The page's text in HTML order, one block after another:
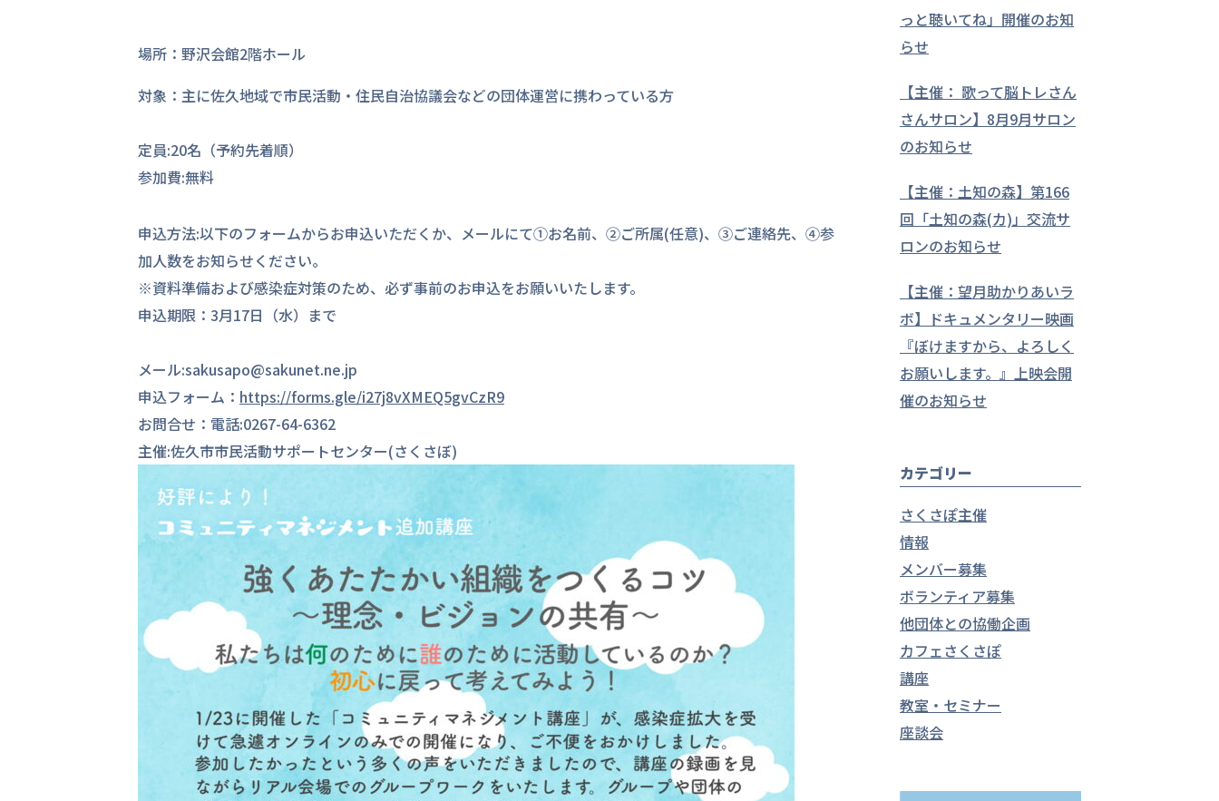
場所：野沢会館2階ホール
対象：主に佐久地域で市民活動・住民自治協議会などの団体運営に携わっている方
定員:20名（予約先着順）
参加費:無料
申込方法:以下のフォームからお申込いただくか、メールにて①お名前、②ご所属(任意)、③ご連絡先、④参
加人数をお知らせください。
※資料準備および感染症対策のため、必ず事前のお申込をお願いいたします。
申込期限：3月17日（水）まで
メール:sakusapo@sakunet.ne.jp
申込フォーム： https://forms.gle/i27j8vXMEQ5gvCzR9
お問合せ：電話:0267-64-6362
主催:佐久市市民活動サポートセンター(さくさぼ)
っと聴いてね」開催のお知
らせ
【主催： 歌って脳トレさん
さんサロン】8月9月サロン
のお知らせ
【主催：土知の森】第166
回「土知の森(カ)」交流サ
ロンのお知らせ
【主催：望月助かりあいラ
ボ】ドキュメンタリー映画
『ぼけますから、よろしく
お願いします。』上映会開
催のお知らせ
カテゴリー
さくさぽ主催
情報
メンバー募集
ボランティア募集
他団体との協働企画
カフェさくさぽ
講座
教室・セミナー
座談会